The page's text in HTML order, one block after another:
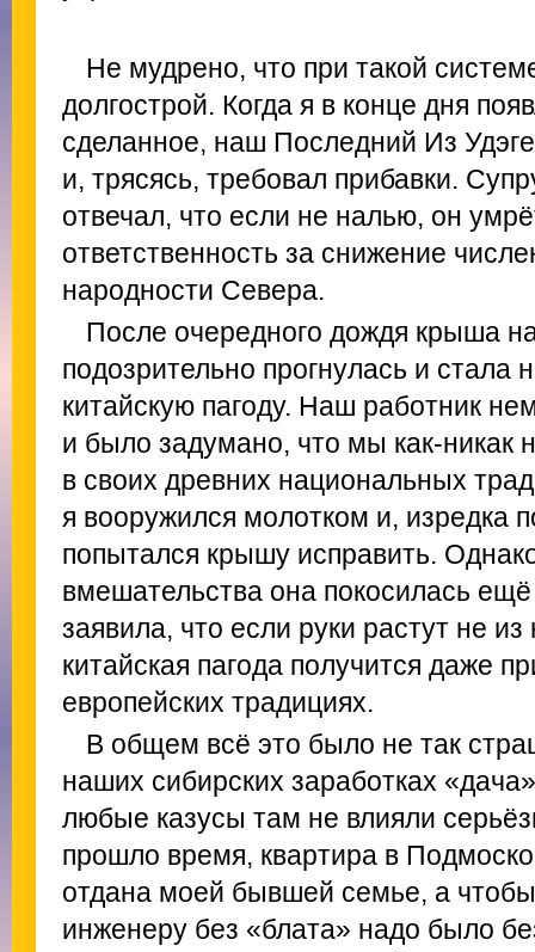
Не мудрено, что при такой
долгострой. Когда я в конце дня
сделанное, наш Последний Из
и, трясясь, требовал прибавки.
отвечал, что если не налью, он
ответственность за снижение
народности Cевера.
После очередного дождя крыша
подозрительно прогнулась и стала
китайскую пагоду. Наш работник
и было задумано, что мы как-никак
в своих древних национальных
я вооружился молотком и, изредка
попытался крышу исправить.
вмешательства она покосилась
заявила, что если руки растут не
китайская пагода получится даже
европейских традициях.
В общем всё это было не так
наших сибирских заработках
любые казусы там не влияли
прошло время, квартира в
отдана моей бывшей семье, а
инженеру без «блата» надо было